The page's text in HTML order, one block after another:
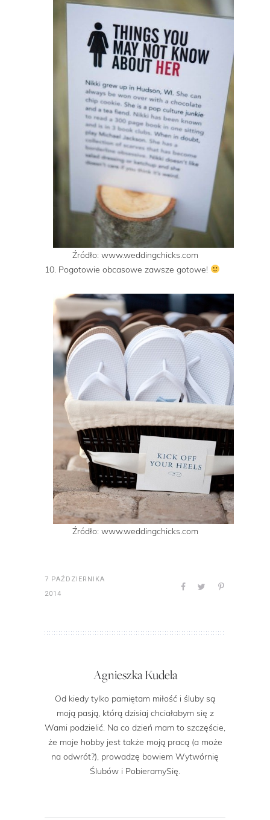
Źródło: www.weddingchicks.com
10. Pogotowie obcasowe zawsze gotowe!
Źródło: www.weddingchicks.com
7 PAŹDZIERNIKA
2014
Agnieszka Kudela
Od kiedy tylko pamiętam miłość i śluby są
moją pasją, którą dzisiaj chciałabym się z
Wami podzielić. Na co dzień mam to szczęście,
że moje hobby jest także moją pracą (a może
na odwrót?), prowadzę bowiem Wytwórnię
Ślubów i PobieramySię.